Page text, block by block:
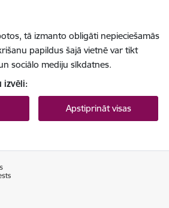
tā izmanto obligāti nepieciešamās
papildus šajā vietnē var tikt
sociālo mediju sīkdatnes.
izvēli:
Apstiprināt visas